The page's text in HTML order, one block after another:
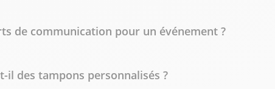
de communication pour un événement ?
il des tampons personnalisés ?